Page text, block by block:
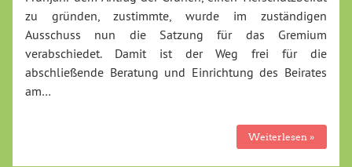
zu gründen, zustimmte, wurde im zuständigen
Ausschuss nun die Satzung für das Gremium
verabschiedet. Damit ist der Weg frei für die
abschließende Beratung und Einrichtung des Beirates
am…
Weiterlesen »